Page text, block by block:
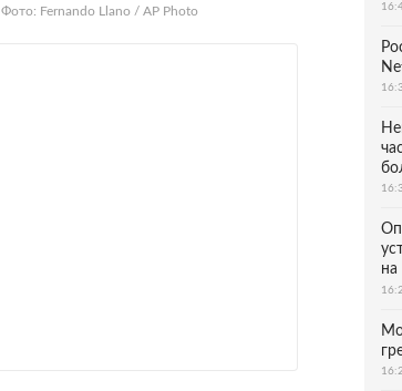
Фото: Fernando Llano / AP Photo
на